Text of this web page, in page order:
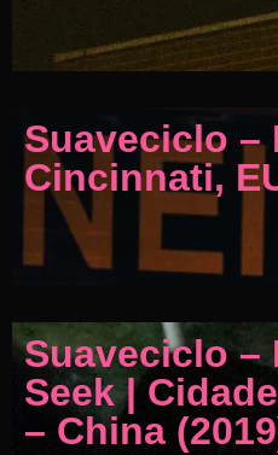
Suaveciclo –
Cincinnati,
Suaveciclo –
Seek |
– China